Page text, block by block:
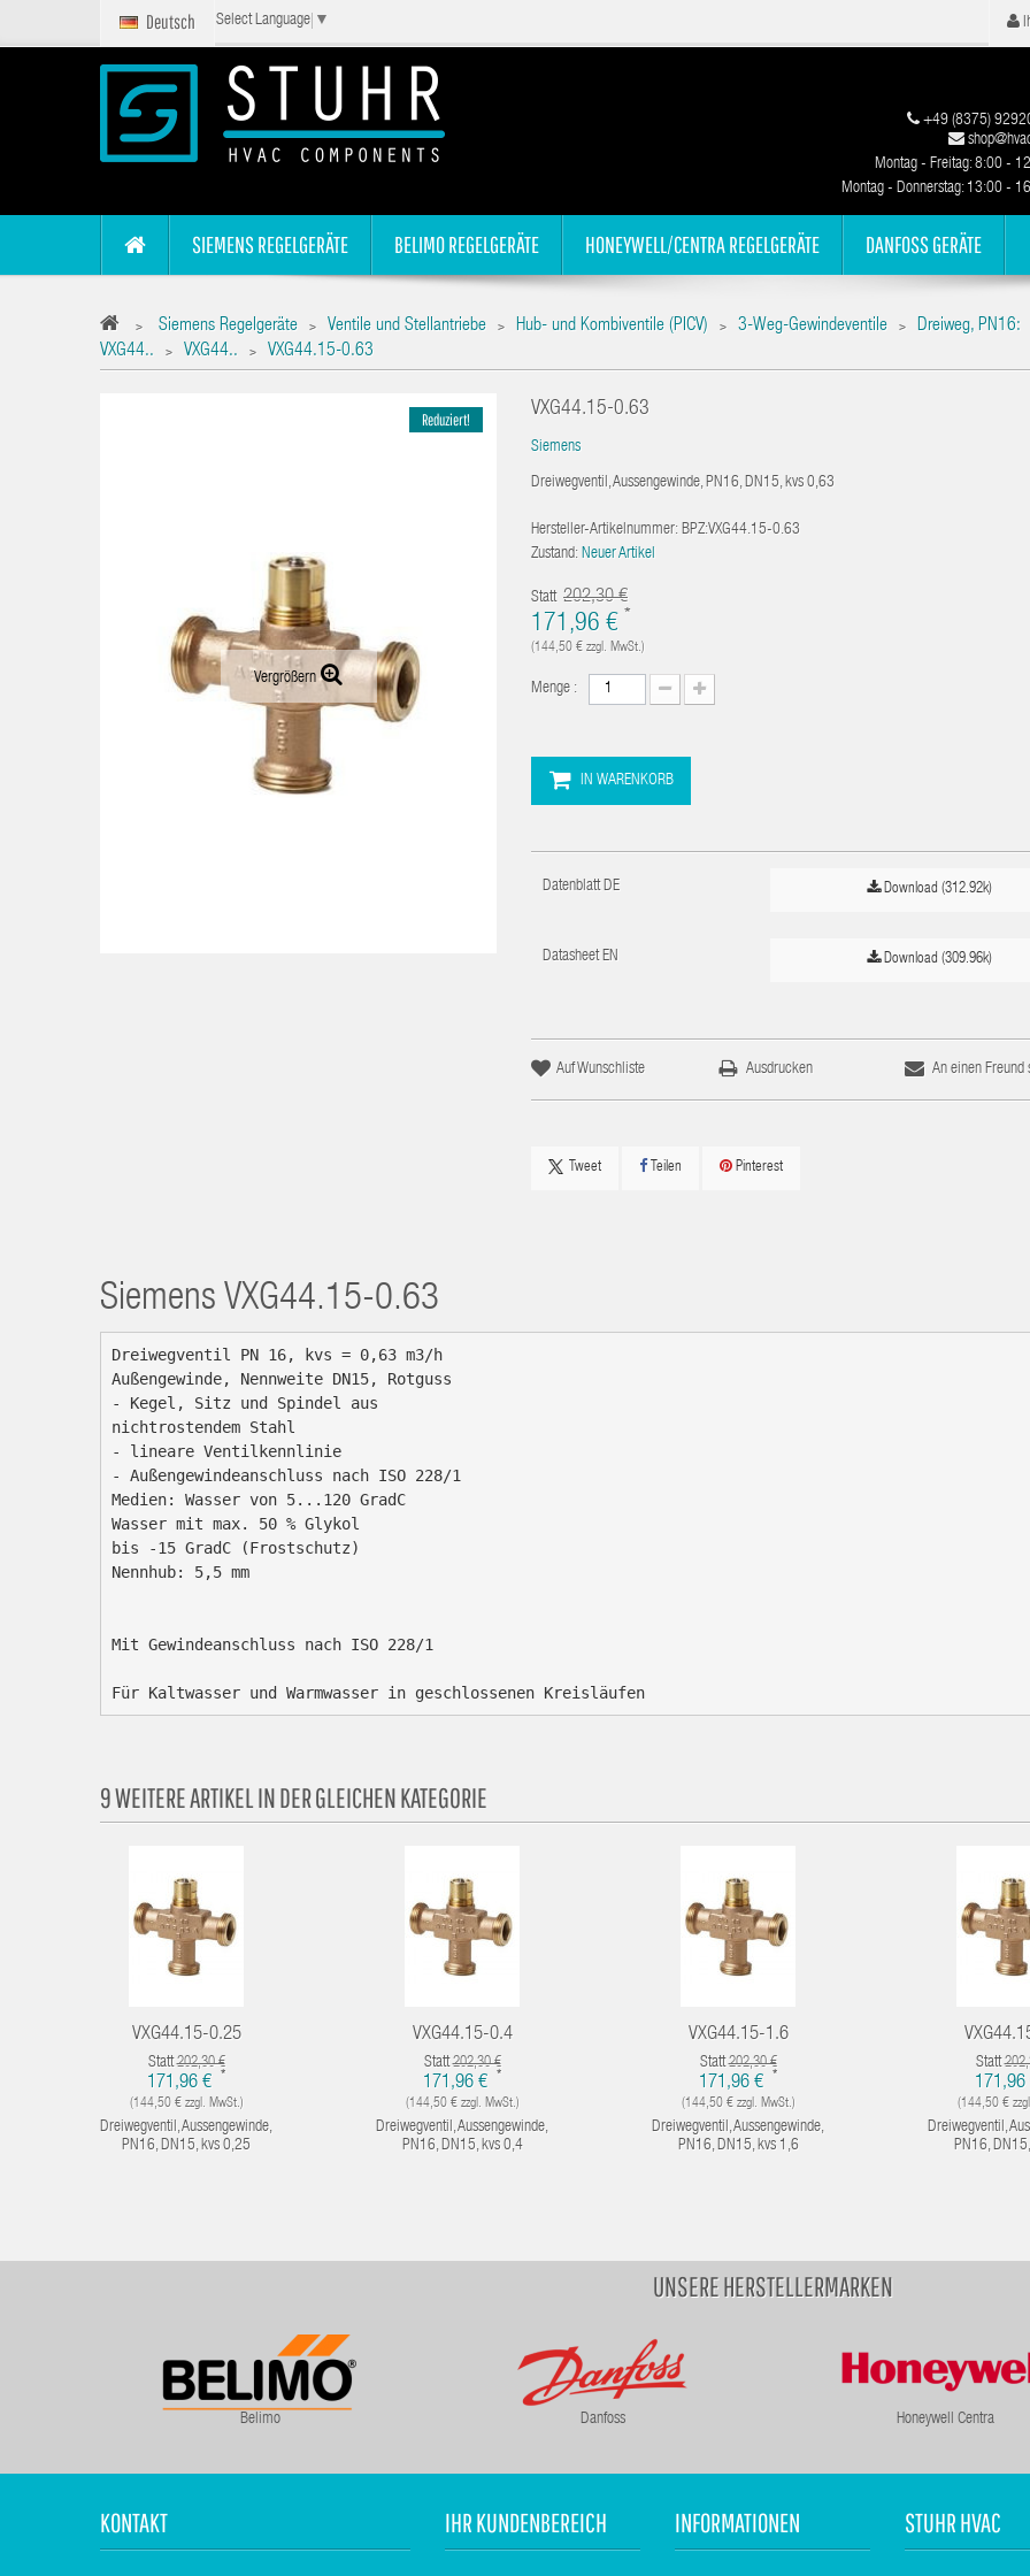
Deutsch Select Language ▼
+49 (8375)
Montag - Freitag: 8:00 -
Montag - Donnerstag: 13:00 -
SIEMENS REGELGERÄTE BELIMO REGELGERÄTE HONEYWELL/CENTRA REGELGERÄTE DANFOSS GERÄTE
> Siemens Regelgeräte > Ventile und Stellantriebe > Hub- und Kombiventile (PICV) > 3-Weg-Gewindeventile >
Dreiweg, PN16:
VXG44..
> VXG44.. > VXG44.15-0.63
Reduziert!
Vergrößern
VXG44.15-0.63
Siemens
Dreiwegventil, Aussengewinde, PN16, DN15, kvs 0,63
Hersteller-Artikelnummer: BPZ:VXG44.15-0.63
Zustand: Neuer Artikel
Statt 202,30 €
171,96 € *
(144,50 € zzgl. MwSt.)
Menge :
IN WARENKORB
Datenblatt DE Download (312.92k)
Datasheet EN Download (309.96k)
Auf Wunschliste Ausdrucken An einen Freund
Tweet Teilen Pinterest
Siemens VXG44.15-0.63
Dreiwegventil PN 16, kvs = 0,63 m3/h
Außengewinde, Nennweite DN15, Rotguss
- Kegel, Sitz und Spindel aus
nichtrostendem Stahl
- lineare Ventilkennlinie
- Außengewindeanschluss nach ISO 228/1
Medien: Wasser von 5...120 GradC
Wasser mit max. 50 % Glykol
bis -15 GradC (Frostschutz)
Nennhub: 5,5 mm
Mit Gewindeanschluss nach ISO 228/1
Für Kaltwasser und Warmwasser in geschlossenen Kreisläufen
9 WEITERE ARTIKEL IN DER GLEICHEN KATEGORIE
VXG44.15-0.25
Statt202,30 €
171,96 € *
(144,50 € zzgl. MwSt.)
Dreiwegventil, Aussengewinde,
PN16, DN15, kvs 0,25
VXG44.15-0.4
Statt202,30 €
171,96 € *
(144,50 € zzgl. MwSt.)
Dreiwegventil, Aussengewinde,
PN16, DN15, kvs 0,4
VXG44.15-1.6
Statt202,30 €
171,96 € *
(144,50 € zzgl. MwSt.)
Dreiwegventil, Aussengewinde,
PN16, DN15, kvs 1,6
Statt
171,96
(144,50 €
Dreiwegventil,
PN16,
UNSERE HERSTELLERMARKEN
Belimo Danfoss Honeywell Centra
KONTAKT IHR KUNDENBEREICH INFORMATIONEN STUHR HVAC